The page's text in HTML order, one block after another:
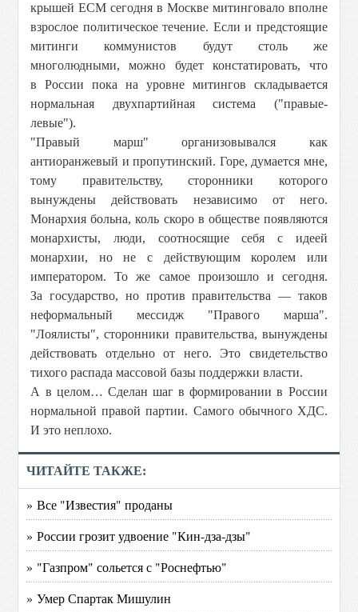
крышей ЕСМ сегодня в Москве митинговало вполне
взрослое политическое течение. Если и предстоящие
митинги коммунистов будут столь же
многолюдными, можно будет констатировать, что
в России пока на уровне митингов складывается
нормальная двухпартийная система ("правые-
левые").
"Правый марш" организовывался как
антиоранжевый и пропутинский. Горе, думается мне,
тому правительству, сторонники которого
вынуждены действовать независимо от него.
Монархия больна, коль скоро в обществе появляются
монархисты, люди, соотносящие себя с идеей
монархии, но не с действующим королем или
императором. То же самое произошло и сегодня.
За государство, но против правительства — таков
неформальный мессидж "Правого марша".
"Лоялисты", сторонники правительства, вынуждены
действовать отдельно от него. Это свидетельство
тихого распада массовой базы поддержки власти.
А в целом… Сделан шаг в формировании в России
нормальной правой партии. Самого обычного ХДС.
И это неплохо.
ЧИТАЙТЕ ТАКЖЕ:
» Все "Известия" проданы
» России грозит удвоение "Кин-дза-дзы"
» "Газпром" сольется с "Роснефтью"
» Умер Спартак Мишулин